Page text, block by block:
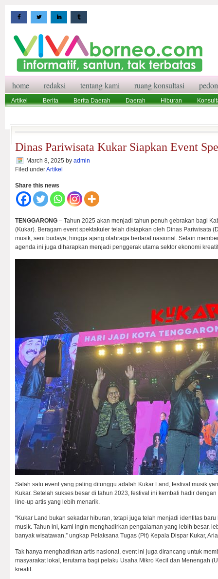
home redaksi tentang kami ruang konsultasi
Artikel Berita Berita Daerah Daerah Hiburan
Dinas Pariwisata Kukar Siapkan Event
March 8, 2025 by admin
Filed underArtikel
Share this news
TENGGARONG – Tahun 2025 akan menjadi tahun penuh gebrakan bagi
(Kukar). Beragam event spektakuler telah disiapkan oleh Dinas Pariwisata
musik, seni budaya, hingga ajang olahraga bertaraf nasional. Selain
agenda ini juga diharapkan menjadi penggerak utama sektor ekonomi
Salah satu event yang paling ditunggu adalah Kukar Land, festival musik
Kukar. Setelah sukses besar di tahun 2023, festival ini kembali hadir
line-up artis yang lebih menarik.
“Kukar Land bukan sekadar hiburan, tetapi juga telah menjadi identitas
musik. Tahun ini, kami ingin menghadirkan pengalaman yang lebih besar,
banyak wisatawan,” ungkap Pelaksana Tugas (Plt) Kepala Dispar Kukar,
Tak hanya menghadirkan artis nasional, event ini juga dirancang untuk
masyarakat lokal, terutama bagi pelaku Usaha Mikro Kecil dan Menengah
kreatif.